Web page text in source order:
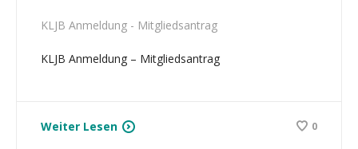
KLJB Anmeldung - Mitgliedsantrag
KLJB Anmeldung – Mitgliedsantrag
Weiter Lesen 0